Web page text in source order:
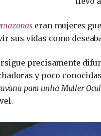
eran mujeres
sus vidas como
precisamente
y poco
para unha Muller